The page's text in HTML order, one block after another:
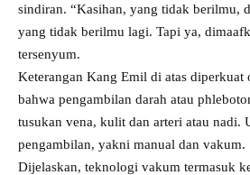
sindiran. “Kasihan, yang tidak berilmu,
yang tidak berilmu lagi. Tapi ya,
tersenyum.
Keterangan Kang Emil di atas diperkuat
bahwa pengambilan darah atau
tusukan vena, kulit dan arteri atau nadi.
pengambilan, yakni manual dan vakum.
Dijelaskan, teknologi vakum termasuk